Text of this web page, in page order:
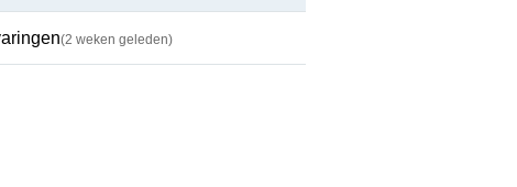
(2 weken geleden)